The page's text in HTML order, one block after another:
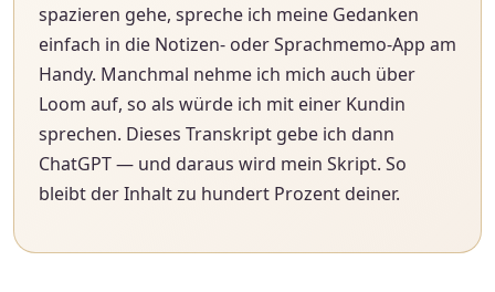
spazieren gehe, spreche ich meine Gedanken
einfach in die Notizen- oder Sprachmemo-App am
Handy. Manchmal nehme ich mich auch über
Loom auf, so als würde ich mit einer Kundin
sprechen. Dieses Transkript gebe ich dann
ChatGPT — und daraus wird mein Skript. So
bleibt der Inhalt zu hundert Prozent deiner.